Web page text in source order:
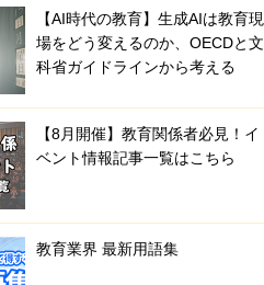
【AI時代の教育】生成AIは教育現
場をどう変えるのか、OECDと文
科省ガイドラインから考える
【8月開催】教育関係者必見！イ
ベント情報記事一覧はこちら
教育業界 最新用語集